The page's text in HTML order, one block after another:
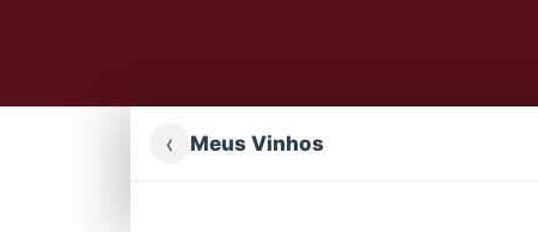
‹ Meus Vinhos